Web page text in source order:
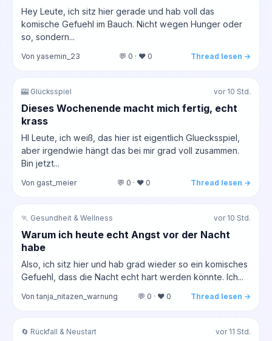
Hey Leute, ich sitz hier gerade und hab voll das
komische Gefuehl im Bauch. Nicht wegen Hunger oder
so, sondern...
Von yasemin_23 💬 0 · ❤️ 0 Thread lesen →
🎰 Glücksspiel vor 10 Std.
Dieses Wochenende macht mich fertig, echt
krass
HI Leute, ich weiß, das hier ist eigentlich Gluecksspiel,
aber irgendwie hängt das bei mir grad voll zusammen.
Bin jetzt...
Von gast_meier 💬 0 · ❤️ 0 Thread lesen →
🏃 Gesundheit & Wellness vor 10 Std.
Warum ich heute echt Angst vor der Nacht
habe
Also, ich sitz hier und hab grad wieder so ein komisches
Gefuehl, dass die Nacht echt hart werden könnte. Ich...
Von tanja_nitazen_warnung 💬 0 · ❤️ 0 Thread lesen →
🔄 Rückfall & Neustart vor 11 Std.